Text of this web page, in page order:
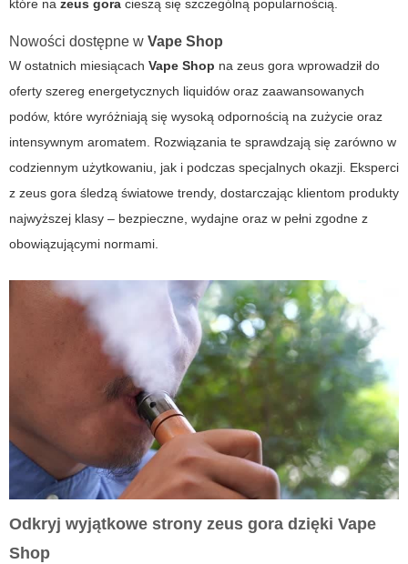
które na zeus gora cieszą się szczególną popularnością.
Nowości dostępne w Vape Shop
W ostatnich miesiącach Vape Shop na zeus gora wprowadził do
oferty szereg energetycznych liquidów oraz zaawansowanych
podów, które wyróżniają się wysoką odpornością na zużycie oraz
intensywnym aromatem. Rozwiązania te sprawdzają się zarówno w
codziennym użytkowaniu, jak i podczas specjalnych okazji. Eksperci
z zeus gora śledzą światowe trendy, dostarczając klientom produkty
najwyższej klasy – bezpieczne, wydajne oraz w pełni zgodne z
obowiązującymi normami.
Odkryj wyjątkowe strony zeus gora dzięki Vape
Shop